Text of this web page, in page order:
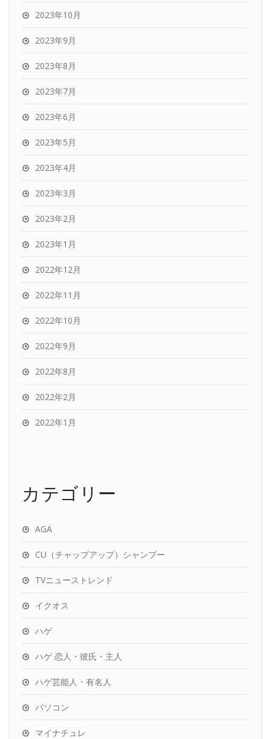
2023年10月
2023年9月
2023年8月
2023年7月
2023年6月
2023年5月
2023年4月
2023年3月
2023年2月
2023年1月
2022年12月
2022年11月
2022年10月
2022年9月
2022年8月
2022年2月
2022年1月
カテゴリー
AGA
CU（チャップアップ）シャンプー
TVニューストレンド
イクオス
ハゲ
ハゲ 恋人・彼氏・主人
ハゲ芸能人・有名人
パソコン
マイナチュレ